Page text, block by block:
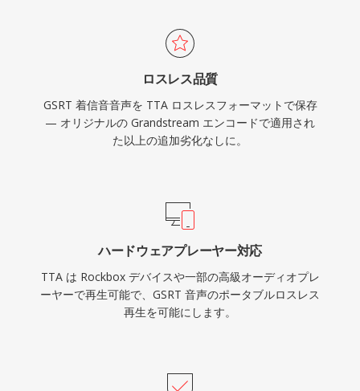
オーディオの市場でより大きなシェアを獲得しま
したが、TTAはそのシンプルさと透過的な圧縮を
評価するユーザーに使い続けられています。
ロスレス品質
GSRT 着信音音声を TTA ロスレスフォーマットで保存
— オリジナルの Grandstream エンコードで適用され
た以上の追加劣化なしに。
ハードウェアプレーヤー対応
TTA は Rockbox デバイスや一部の高級オーディオプレ
ーヤーで再生可能で、GSRT 音声のポータブルロスレス
再生を可能にします。